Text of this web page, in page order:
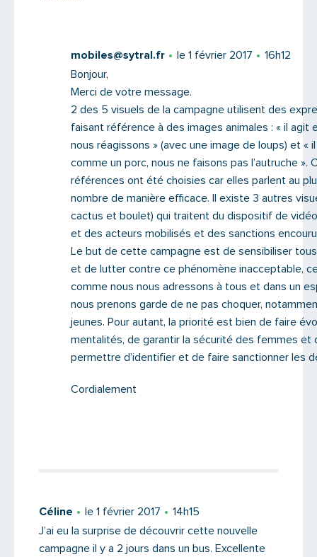
mobiles@sytral.fr le 1 février 2017
16h12
Bonjour,
Merci de votre message.
2 des 5 visuels de la campagne utilisent des
faisant référence à des images animales : « il agit
nous réagissons » (avec une image de loups) et «
comme un porc, nous ne faisons pas l’autruche ».
références ont été choisies car elles parlent au
nombre de manière efficace. Il existe 3 autres
cactus et boulet) qui traitent du dispositif de
et des acteurs mobilisés et des sanctions
Le but de cette campagne est de sensibiliser
et de lutter contre ce phénomène inacceptable,
comme nous nous adressons à tous et dans un
nous prenons garde de ne pas choquer,
jeunes. Pour autant, la priorité est bien de faire
mentalités, de garantir la sécurité des femmes et
permettre d’identifier et de faire sanctionner les
Cordialement
Céline le 1 février 2017
14h15
J’ai eu la surprise de découvrir cette nouvelle
campagne il y a 2 jours dans un bus. Excellente